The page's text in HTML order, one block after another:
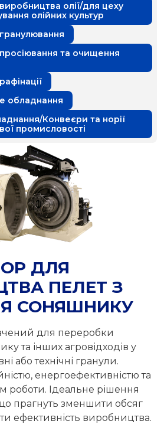
олії/для цеху
олійних культур
та очищення
обладнання
Конвеєри та норії
промисловості
ДЛЯ
ПЕЛЕТ З
СОНЯШНИКУ
для переробки
та інших агровідходів у
або технічні гранули.
енергоефективністю та
роботи. Ідеальне рішення
прагнуть зменшити обсяг
ефективність виробництва.